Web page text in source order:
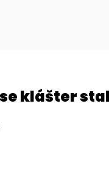
se klášter